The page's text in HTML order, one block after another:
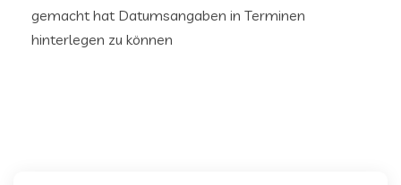
gemacht hat Datumsangaben in Terminen
hinterlegen zu können